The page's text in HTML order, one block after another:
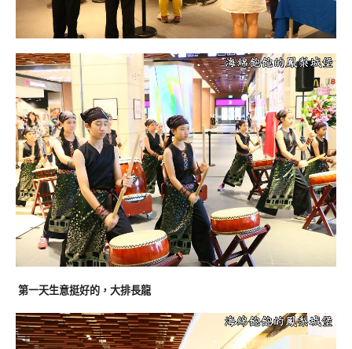
第一天生意挺好的，大排長龍